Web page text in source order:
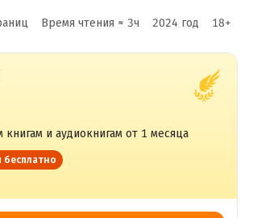
Время чтения ≈ 3ч 2024 год 18+
книгам и аудиокнигам от 1 месяца
бесплатно